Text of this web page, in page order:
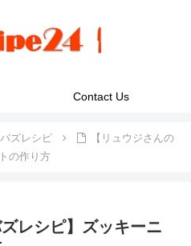
Contact Us
ズレシピ
【リュウジさんの
の作り方
レシピ】ズッキーニ